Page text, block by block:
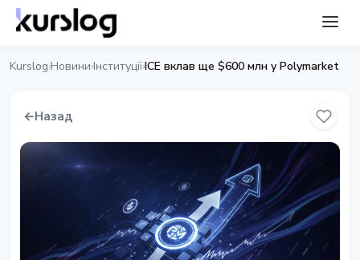
Kurslog›Новини›Інституції›ICE вклав ще $600 млн у Polymarket
←Назад